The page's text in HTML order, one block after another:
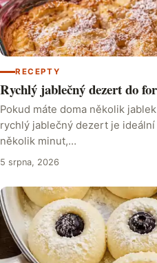
RECEPTY
Rychlý jablečný dezert do
Pokud máte doma několik
rychlý jablečný dezert je
několik minut,…
5 srpna, 2026